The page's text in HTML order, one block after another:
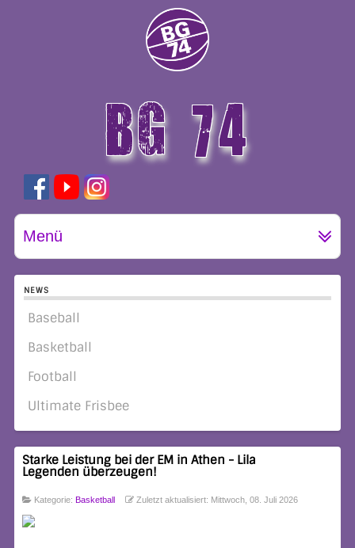
BG 74
GÖTTINGEN
Menü
NEWS
Baseball
Basketball
Football
Ultimate Frisbee
Starke Leistung bei der EM in Athen - Lila
Legenden überzeugen!
Kategorie: Basketball Zuletzt aktualisiert: Mittwoch, 08. Juli 2026